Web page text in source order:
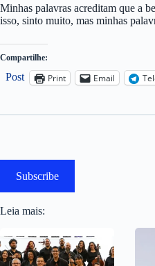
Minhas palavras acreditam que a
isso, sinto muito, mas minhas
Compartilhe:
Post Print Email
Subscribe
Leia mais: